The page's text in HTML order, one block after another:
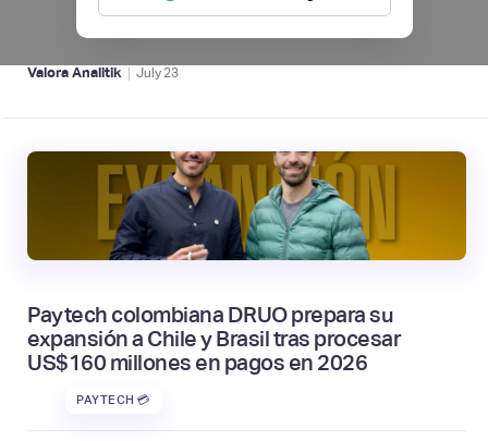
CRÉDITO DIGITAL 💰
Valora Analitik | July 23
Paytech colombiana DRUO prepara su
expansión a Chile y Brasil tras procesar
US$160 millones en pagos en 2026
PAYTECH 💳